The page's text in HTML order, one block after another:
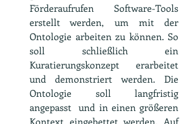
Förderaufrufen Software-Tools
erstellt werden, um mit der
Ontologie arbeiten zu können. So
soll schließlich ein
Kuratierungskonzept erarbeitet
und demonstriert werden. Die
Ontologie soll langfristig
angepasst  und in einen größeren
Kontext eingebettet werden. Auf